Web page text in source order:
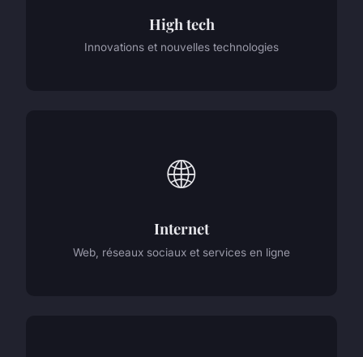
High tech
Innovations et nouvelles technologies
🌐
Internet
Web, réseaux sociaux et services en ligne